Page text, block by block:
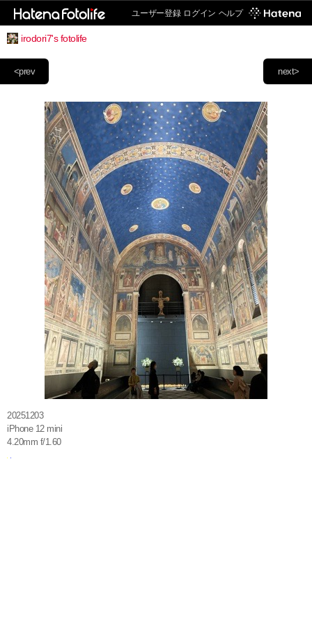
ユーザー登録 ログイン ヘルプ
irodori7's fotolife
next>
<prev
20251203
iPhone 12 mini
4.20mm f/1.60